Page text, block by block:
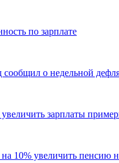
по зарплате
сообщил о недельной
зарплаты
10% увеличить пенсию